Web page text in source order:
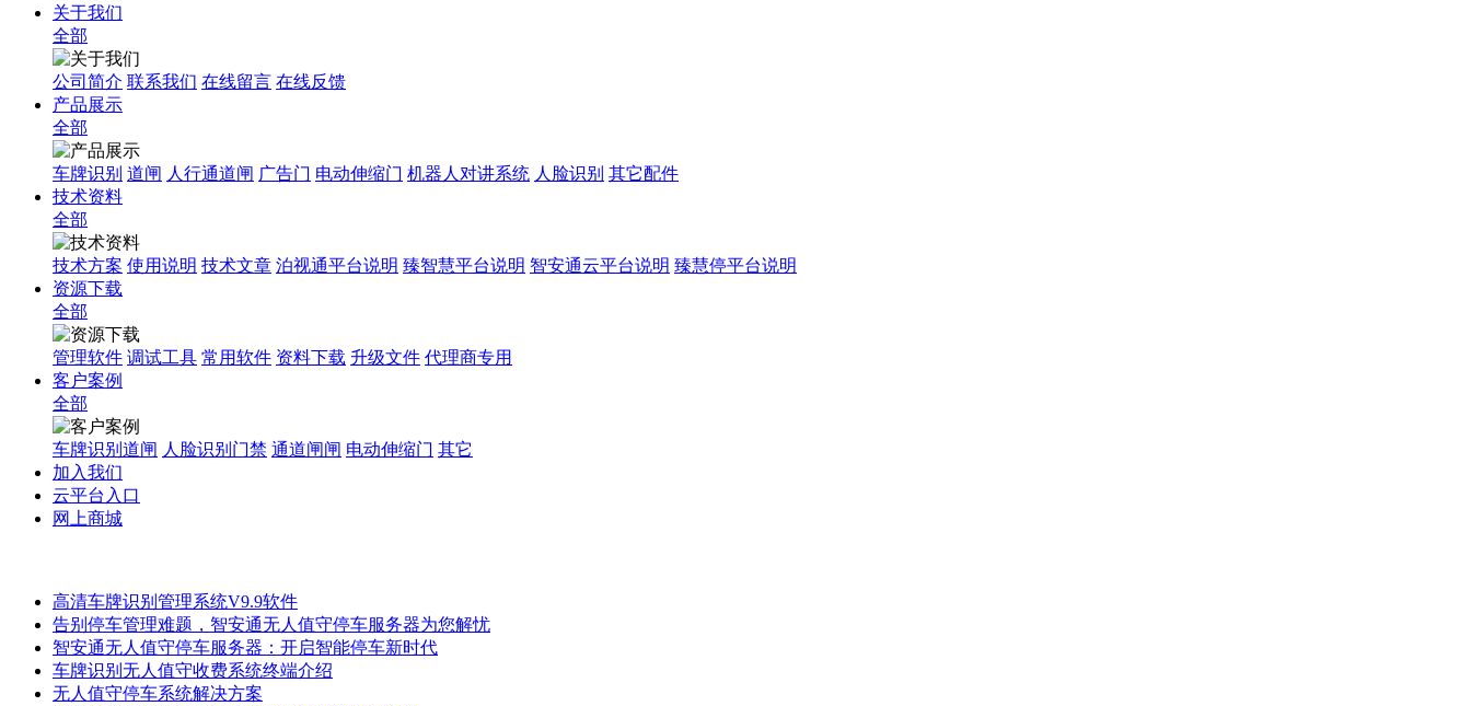
关于我们
全部
公司简介 联系我们 在线留言 在线反馈
产品展示
全部
车牌识别 道闸 人行通道闸 广告门 电动伸缩门 机器人对讲系统 人脸识别 其它配件
技术资料
全部
技术方案 使用说明 技术文章 泊视通平台说明 臻智慧平台说明 智安通云平台说明 臻慧停平台说明
资源下载
全部
管理软件 调试工具 常用软件 资料下载 升级文件 代理商专用
客户案例
全部
车牌识别道闸 人脸识别门禁 通道闸闸 电动伸缩门 其它
加入我们
云平台入口
网上商城
高清车牌识别管理系统V9.9软件
告别停车管理难题，智安通无人值守停车服务器为您解忧
智安通无人值守停车服务器：开启智能停车新时代
车牌识别无人值守收费系统终端介绍
无人值守停车系统解决方案